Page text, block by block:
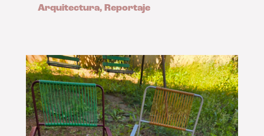
Arquitectura, Reportaje